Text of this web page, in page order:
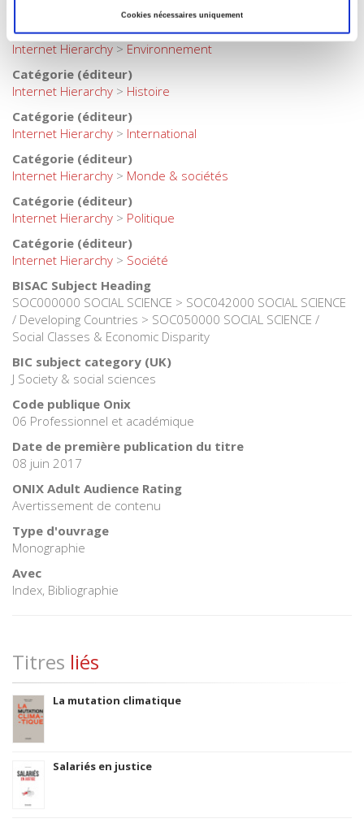
Cookies nécessaires uniquement
Catégorie (éditeur)
Internet Hierarchy > Environnement
Catégorie (éditeur)
Internet Hierarchy > Histoire
Catégorie (éditeur)
Internet Hierarchy > International
Catégorie (éditeur)
Internet Hierarchy > Monde & sociétés
Catégorie (éditeur)
Internet Hierarchy > Politique
Catégorie (éditeur)
Internet Hierarchy > Société
BISAC Subject Heading
SOC000000 SOCIAL SCIENCE > SOC042000 SOCIAL SCIENCE
/ Developing Countries > SOC050000 SOCIAL SCIENCE /
Social Classes & Economic Disparity
BIC subject category (UK)
J Society & social sciences
Code publique Onix
06 Professionnel et académique
Date de première publication du titre
08 juin 2017
ONIX Adult Audience Rating
Avertissement de contenu
Type d'ouvrage
Monographie
Avec
Index, Bibliographie
Titres liés
La mutation climatique
Salariés en justice